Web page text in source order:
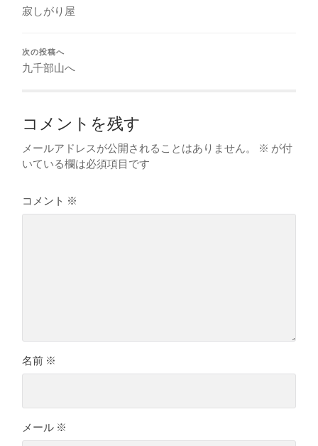
寂しがり屋
次の投稿へ
九千部山へ
コメントを残す
メールアドレスが公開されることはありません。 ※ が付
いている欄は必須項目です
コメント ※
名前 ※
メール ※